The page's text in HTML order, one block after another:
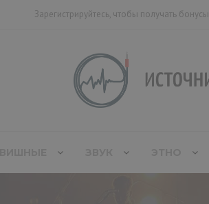
Зарегистрируйтесь, чтобы получать бонусы